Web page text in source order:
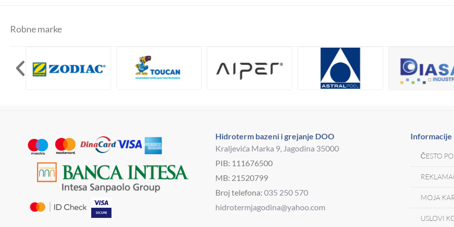
Robne marke
Hidroterm bazeni i grejanje DOO
Kraljevića Marka 9, Jagodina 35000
PIB: 111676500
MB: 21520799
Broj telefona:035 250 570
hidrotermjagodina@yahoo.com
Informacije
ČESTO
MOJA
USLOVI